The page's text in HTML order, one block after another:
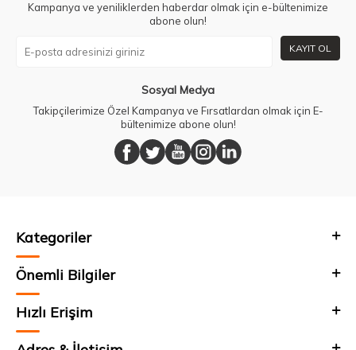
Kampanya ve yeniliklerden haberdar olmak için e-bültenimize
abone olun!
KAYIT OL
Sosyal Medya
Takipçilerimize Özel Kampanya ve Fırsatlardan olmak için E-
bültenimize abone olun!
Kategoriler
Önemli Bilgiler
Hızlı Erişim